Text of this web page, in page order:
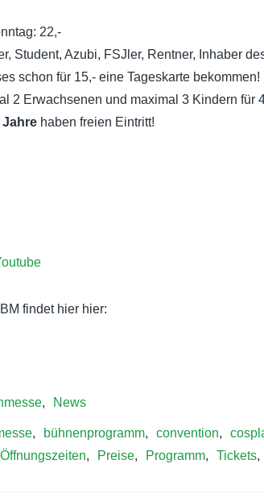
22,-
Student, Azubi, FSJler, Rentner, Inhaber
schon für 15,- eine Tageskarte bekommen!
2 Erwachsenen und maximal 3 Kindern für
haben freien Eintritt!
findet hier hier:
, News
, bühnenprogramm, convention,
Öffnungszeiten, Preise, Programm, Tickets,